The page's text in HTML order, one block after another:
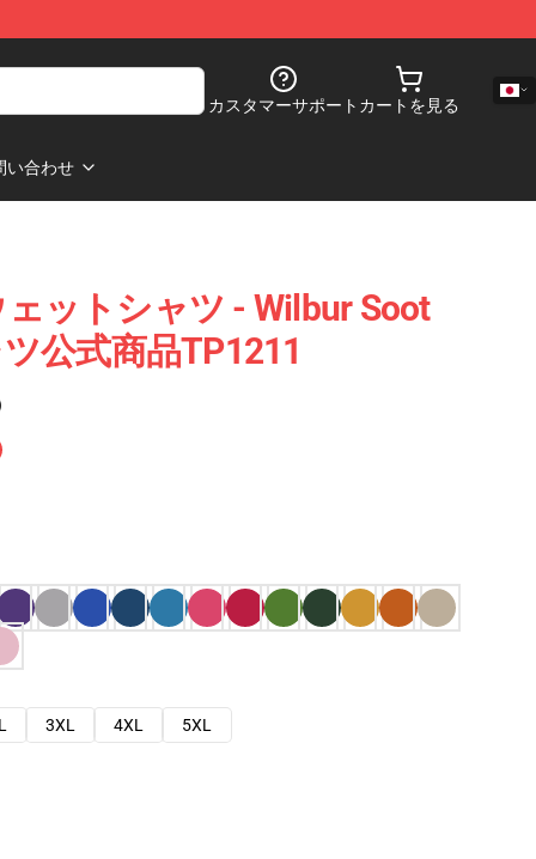
カスタマーサポート カートを見る
い合わせ
ットシャツ - Wilbur Soot
公式商品TP1211
3XL 4XL
5XL